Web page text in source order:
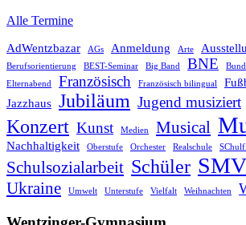
Alle Termine
AdWentzbazar AGs Anmeldung Arte
Berufsorientierung
BEST-Seminar Big Band BNE
Elternabend Französisch Französisch bilingual
Jazzhaus Jubiläum Jugend musiziert
Konzert Kunst Medien Musical
Nachhaltigkeit Oberstufe Orchester Realschule
Schulsozialarbeit Schüler SMV
Ukraine Umwelt Unterstufe Vielfalt Weihnachten